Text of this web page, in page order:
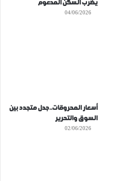
يضرب السكن المدعوم
04/06/2026
أسعار المحروقات..جدل متجدد بين
السوق والتحرير
02/06/2026